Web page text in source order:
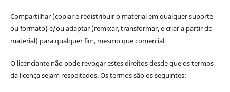
Compartilhar (copiar e redistribuir o material em qualquer suporte
ou formato) e/ou adaptar (remixar, transformar, e criar a partir do
material) para qualquer fim, mesmo que comercial.
O licenciante não pode revogar estes direitos desde que os termos
da licença sejam respeitados. Os termos são os seguintes: